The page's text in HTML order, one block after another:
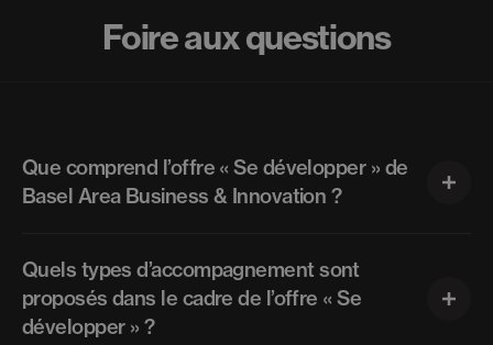
Foire aux questions
Que comprend l’offre « Se développer » de
Basel Area Business & Innovation ?
services et programmes qui accompagnent les
entreprises établies de la région Basel Area créer et
accélérer l’innovation, la transformation digitale et
l’activation de nouveaux leviers de croissance. Elle
Quels types d’accompagnement sont
proposés dans le cadre de l’offre « Se
développer » ?